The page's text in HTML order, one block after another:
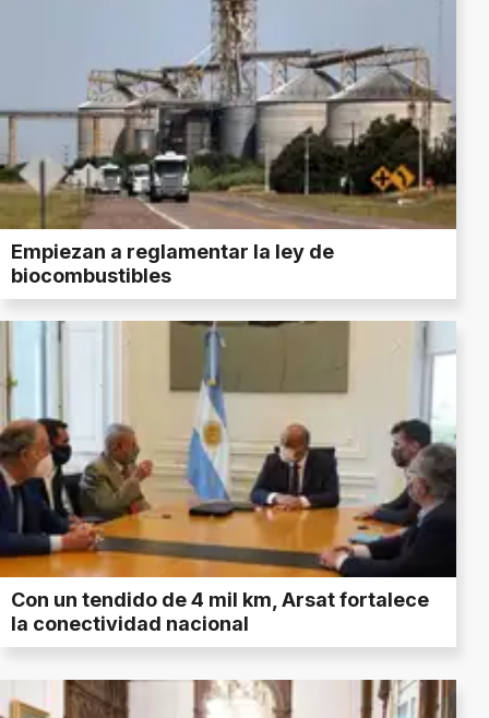
Empiezan a reglamentar la ley de
biocombustibles
Con un tendido de 4 mil km, Arsat fortalece
la conectividad nacional